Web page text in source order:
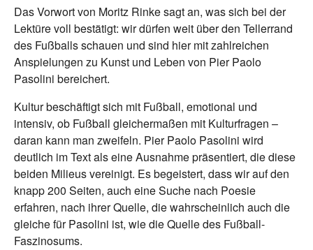
Das Vorwort von Moritz Rinke sagt an, was sich bei der
Lektüre voll bestätigt: wir dürfen weit über den Tellerrand
des Fußballs schauen und sind hier mit zahlreichen
Anspielungen zu Kunst und Leben von Pier Paolo
Pasolini bereichert.
Kultur beschäftigt sich mit Fußball, emotional und
intensiv, ob Fußball gleichermaßen mit Kulturfragen –
daran kann man zweifeln. Pier Paolo Pasolini wird
deutlich im Text als eine Ausnahme präsentiert, die diese
beiden Milieus vereinigt. Es begeistert, dass wir auf den
knapp 200 Seiten, auch eine Suche nach Poesie
erfahren, nach ihrer Quelle, die wahrscheinlich auch die
gleiche für Pasolini ist, wie die Quelle des Fußball-
Faszinosums.